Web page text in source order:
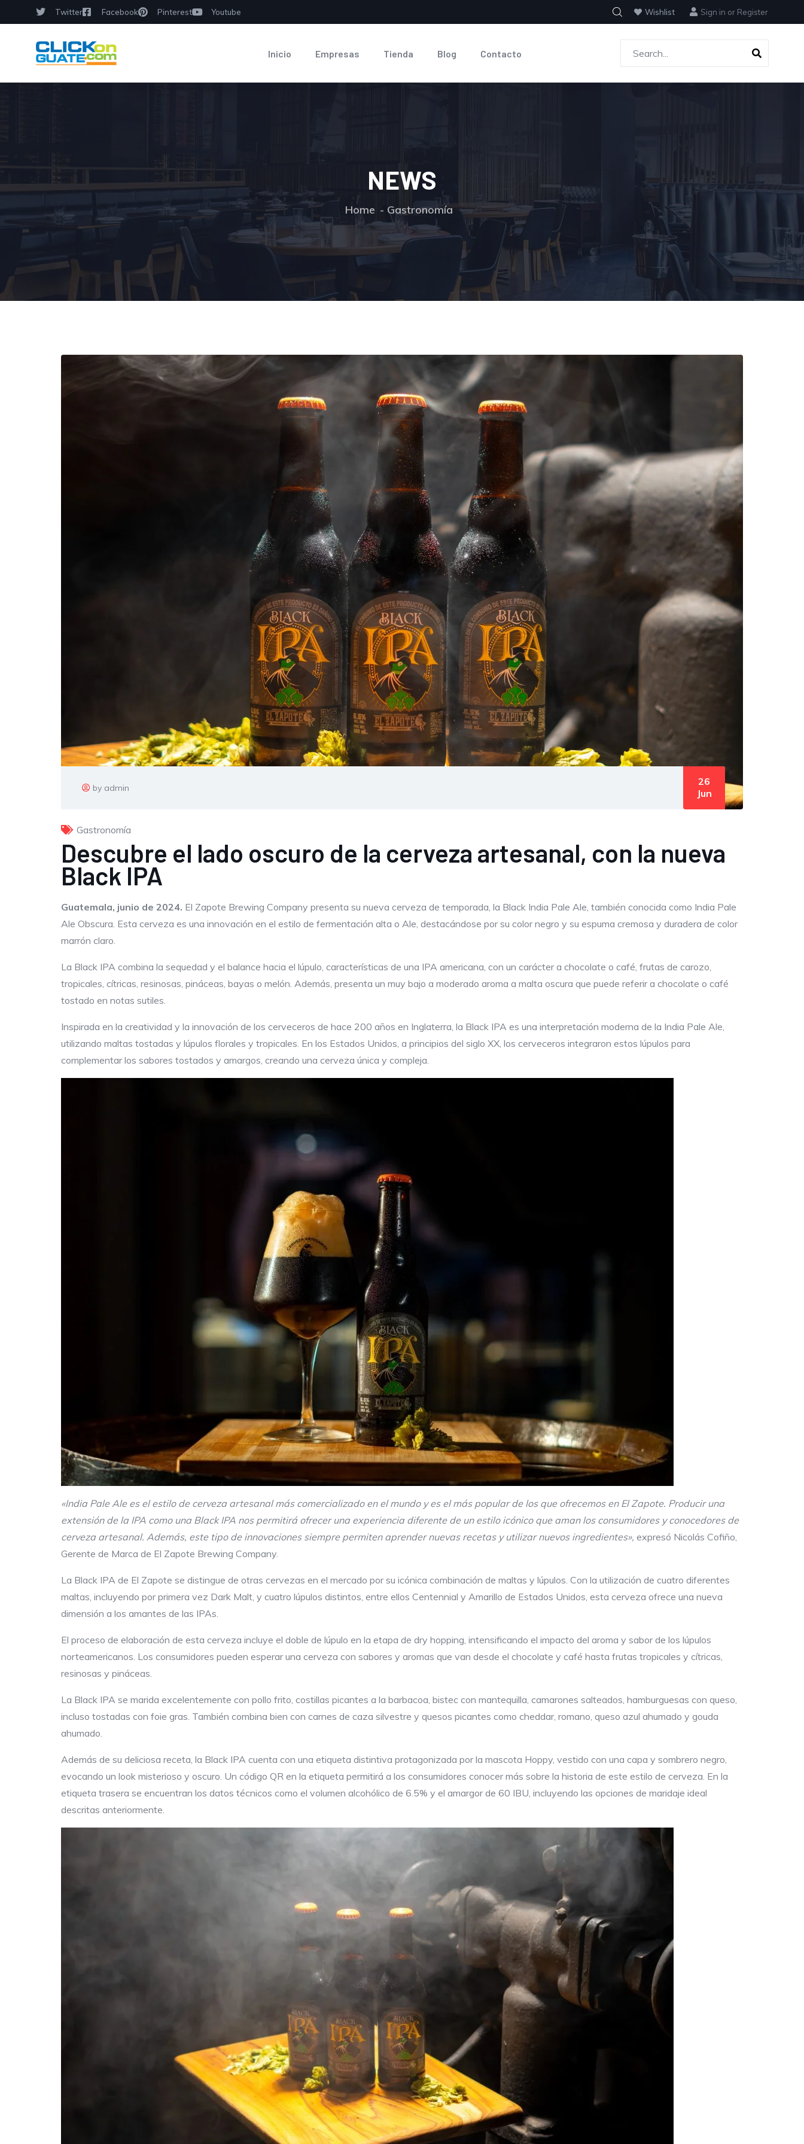
Twitter Facebook Pinterest Youtube Wishlist Sign in or Register
Inicio Empresas Tienda Blog Contacto
NEWS
Home Gastronomía
by admin
26
Jun
Gastronomía
Descubre el lado oscuro de la cerveza artesanal, con la nueva
Black IPA
Guatemala, junio de 2024. El Zapote Brewing Company presenta su nueva cerveza de temporada, la Black India Pale Ale, también conocida como India Pale
Ale Obscura. Esta cerveza es una innovación en el estilo de fermentación alta o Ale, destacándose por su color negro y su espuma cremosa y duradera de color
marrón claro.
La Black IPA combina la sequedad y el balance hacia el lúpulo, características de una IPA americana, con un carácter a chocolate o café, frutas de carozo,
tropicales, cítricas, resinosas, pináceas, bayas o melón. Además, presenta un muy bajo a moderado aroma a malta oscura que puede referir a chocolate o café
tostado en notas sutiles.
Inspirada en la creatividad y la innovación de los cerveceros de hace 200 años en Inglaterra, la Black IPA es una interpretación moderna de la India Pale Ale,
utilizando maltas tostadas y lúpulos florales y tropicales. En los Estados Unidos, a principios del siglo XX, los cerveceros integraron estos lúpulos para
complementar los sabores tostados y amargos, creando una cerveza única y compleja.
«India Pale Ale es el estilo de cerveza artesanal más comercializado en el mundo y es el más popular de los que ofrecemos en El Zapote. Producir una
extensión de la IPA como una Black IPA nos permitirá ofrecer una experiencia diferente de un estilo icónico que aman los consumidores y conocedores de
cerveza artesanal. Además, este tipo de innovaciones siempre permiten aprender nuevas recetas y utilizar nuevos ingredientes», expresó Nicolás Cofiño,
Gerente de Marca de El Zapote Brewing Company.
La Black IPA de El Zapote se distingue de otras cervezas en el mercado por su icónica combinación de maltas y lúpulos. Con la utilización de cuatro diferentes
maltas, incluyendo por primera vez Dark Malt, y cuatro lúpulos distintos, entre ellos Centennial y Amarillo de Estados Unidos, esta cerveza ofrece una nueva
dimensión a los amantes de las IPAs.
El proceso de elaboración de esta cerveza incluye el doble de lúpulo en la etapa de dry hopping, intensificando el impacto del aroma y sabor de los lúpulos
norteamericanos. Los consumidores pueden esperar una cerveza con sabores y aromas que van desde el chocolate y café hasta frutas tropicales y cítricas,
resinosas y pináceas.
La Black IPA se marida excelentemente con pollo frito, costillas picantes a la barbacoa, bistec con mantequilla, camarones salteados, hamburguesas con queso,
incluso tostadas con foie gras. También combina bien con carnes de caza silvestre y quesos picantes como cheddar, romano, queso azul ahumado y gouda
ahumado.
Además de su deliciosa receta, la Black IPA cuenta con una etiqueta distintiva protagonizada por la mascota Hoppy, vestido con una capa y sombrero negro,
evocando un look misterioso y oscuro. Un código QR en la etiqueta permitirá a los consumidores conocer más sobre la historia de este estilo de cerveza. En la
etiqueta trasera se encuentran los datos técnicos como el volumen alcohólico de 6.5% y el amargor de 60 IBU, incluyendo las opciones de maridaje ideal
descritas anteriormente.